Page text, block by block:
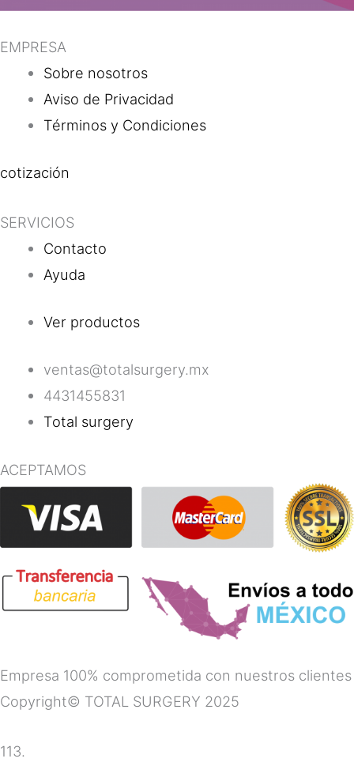
EMPRESA
Sobre nosotros
Aviso de Privacidad
Términos y Condiciones
cotización
SERVICIOS
Contacto
Ayuda
Ver productos
ventas@totalsurgery.mx
4431455831
Total surgery
ACEPTAMOS
Empresa 100% comprometida con nuestros clientes
Copyright© TOTAL SURGERY 2025
113.